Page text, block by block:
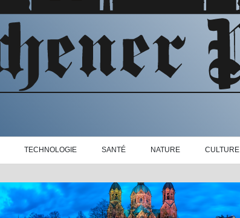
TECHNOLOGIE SANTÉ NATURE CULTURE